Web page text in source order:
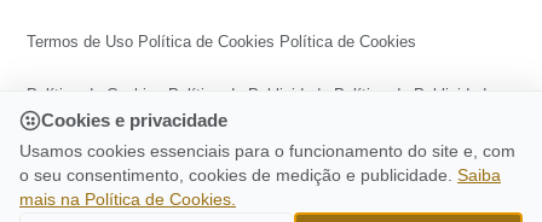
Termos de Uso Política de Cookies Política de Cookies
Política de Cookies Política de Publicidade Política de Publicidade
Política de Publicidade Central de Transparência
Central de Transparência Central de Transparência
Cookies e privacidade
Usamos cookies essenciais para o funcionamento do site e, com
o seu consentimento, cookies de medição e publicidade. Saiba
mais na Política de Cookies.
CONTINUE LENDO